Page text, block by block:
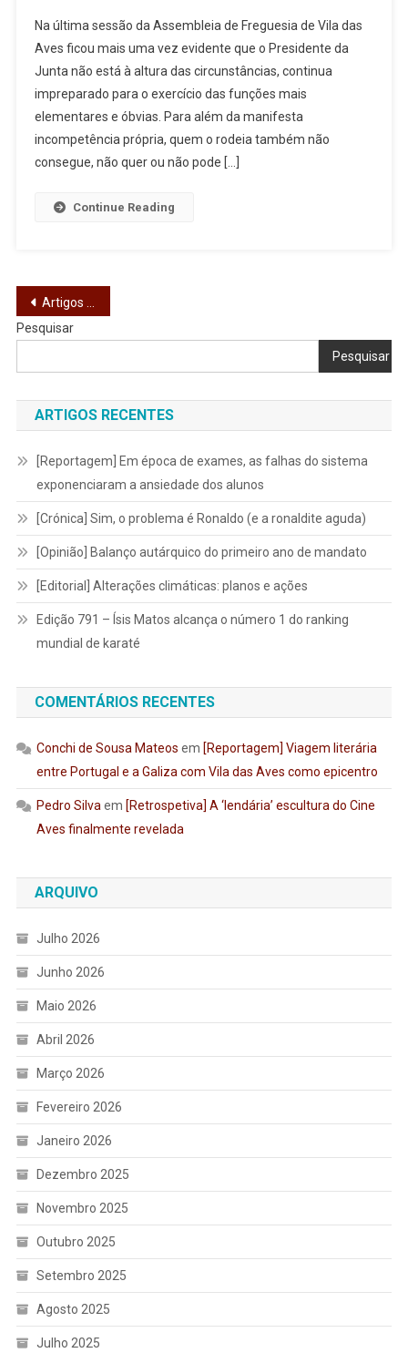
“O
Na última sessão da Assembleia de Freguesia de Vila das
Aves ficou mais uma vez evidente que o Presidente da
Junta não está à altura das circunstâncias, continua
impreparado para o exercício das funções mais
elementares e óbvias. Para além da manifesta
incompetência própria, quem o rodeia também não
consegue, não quer ou não pode […]
Continue Reading
Navegação
de
artigos
Artigos mais antigos
Pesquisar
Pesquisar
ARTIGOS RECENTES
[Reportagem] Em época de exames, as falhas do sistema
exponenciaram a ansiedade dos alunos
[Crónica] Sim, o problema é Ronaldo (e a ronaldite aguda)
[Opinião] Balanço autárquico do primeiro ano de mandato
[Editorial] Alterações climáticas: planos e ações
Edição 791 – Ísis Matos alcança o número 1 do ranking
mundial de karaté
COMENTÁRIOS RECENTES
Conchi de Sousa Mateos em [Reportagem] Viagem literária
entre Portugal e a Galiza com Vila das Aves como epicentro
Pedro Silva em [Retrospetiva] A ‘lendária’ escultura do Cine
Aves finalmente revelada
ARQUIVO
Julho 2026
Junho 2026
Maio 2026
Abril 2026
Março 2026
Fevereiro 2026
Janeiro 2026
Dezembro 2025
Novembro 2025
Outubro 2025
Setembro 2025
Agosto 2025
Julho 2025